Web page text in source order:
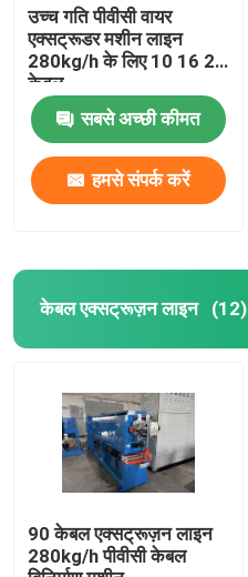
उच्च गति पीवीसी वायर
एक्सट्रूडर मशीन लाइन
280kg/h के लिए 10 16 25
केबल
सबसे अच्छी कीमत
हमसे संपर्क करें
केबल एक्सट्रूज़न लाइन (12)
90 केबल एक्सट्रूज़न लाइन
280kg/h पीवीसी केबल